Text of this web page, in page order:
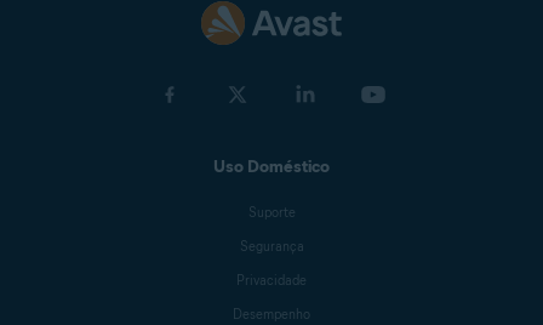
Uso Doméstico
Suporte
Segurança
Privacidade
Desempenho